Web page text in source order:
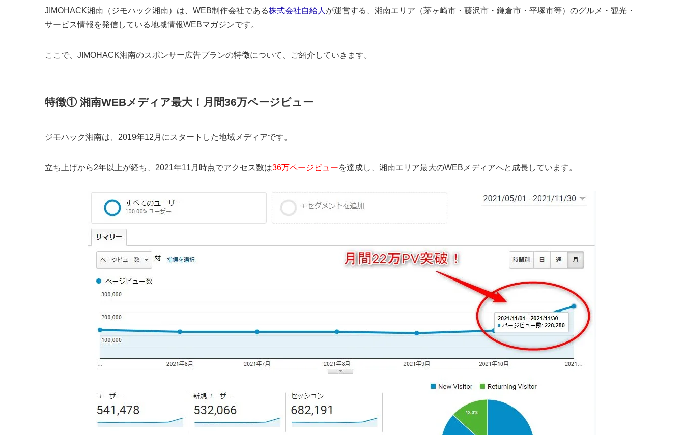
JIMOHACK湘南（ジモハック湘南）は、WEB制作会社である株式会社自給人 が運営する、湘南エリア（茅ヶ崎市・藤沢市・鎌倉市・平塚市等）のグルメ・観光・
サービス情報を発信している地域情報WEBマガジンです。
ここで、JIMOHACK湘南のスポンサー広告プランの特徴について、ご紹介していきます。
特徴① 湘南WEBメディア最大！月間36万ページビュー
ジモハック湘南は、2019年12月にスタートした地域メディアです。
立ち上げから2年以上が経ち、2021年11月時点でアクセス数は36万ページビューを達成し、湘南エリア最大のWEBメディアへと成長しています。